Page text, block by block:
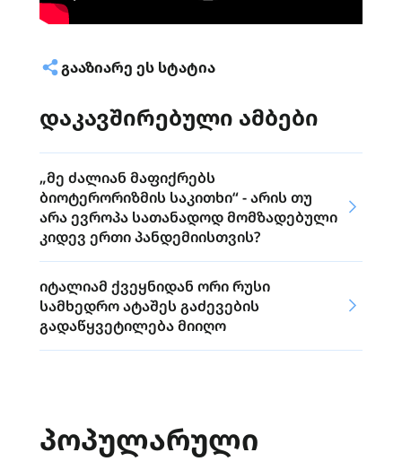
ᲒᲐᲐᲖᲘᲐᲠᲔ ᲔᲡ ᲡᲢᲐᲢᲘᲐ
დაკავშირებული ამბები
„მე ძალიან მაფიქრებს
ბიოტერორიზმის საკითხი“ - არის თუ
არა ევროპა სათანადოდ მომზადებული
კიდევ ერთი პანდემიისთვის?
იტალიამ ქვეყნიდან ორი რუსი
სამხედრო ატაშეს გაძევების
გადაწყვეტილება მიიღო
ᲞᲝᲞᲣᲚᲐᲠᲣᲚᲘ